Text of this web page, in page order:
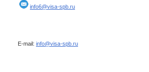
info6@visa-spb.ru
E-mail: info@visa-spb.ru